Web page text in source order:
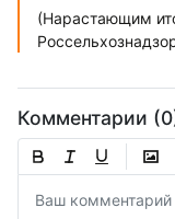
(Нарастающим
Комментарии